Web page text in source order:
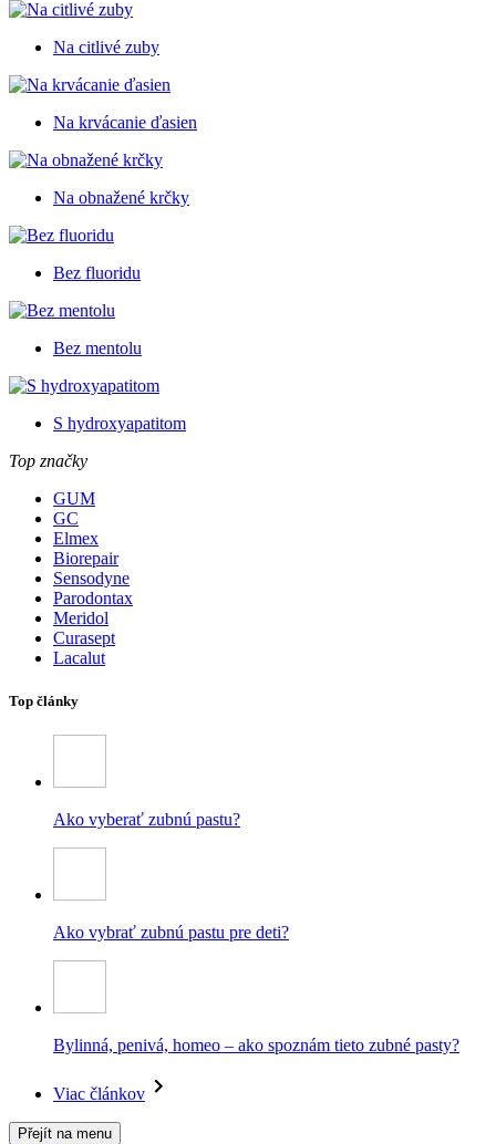
Na citlivé zuby
Na krvácanie ďasien
Na obnažené krčky
Bez fluoridu
Bez mentolu
S hydroxyapatitom
Top značky
GUM
GC
Elmex
Biorepair
Sensodyne
Parodontax
Meridol
Curasept
Lacalut
Top články
Ako vyberať zubnú pastu?
Ako vybrať zubnú pastu pre deti?
Bylinná, penivá, homeo – ako spoznám tieto zubné pasty?
Viac článkov
Přejít na menu